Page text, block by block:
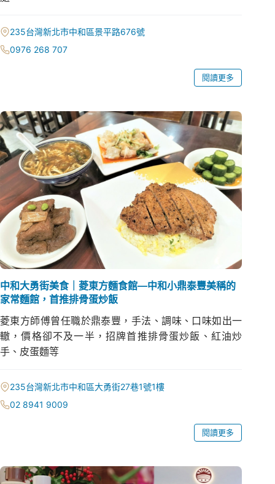
235台灣新北市中和區景平路676號
0976 268 707
閱讀更多
中和大勇街美食｜菱東方麵食館—中和小鼎泰豐美稱的
家常麵館，首推排骨蛋炒飯
菱東方師傅曾任職於鼎泰豐，手法、調味、口味如出一
轍，價格卻不及一半，招牌首推排骨蛋炒飯、紅油炒
手、皮蛋麵等
235台灣新北市中和區大勇街27巷1號1樓
02 8941 9009
閱讀更多